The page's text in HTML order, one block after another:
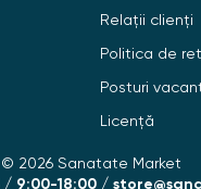
Relații clienți
Politica de
Posturi
Licență
© 2026 Sanatate Market
/ 9:00-18:00 /